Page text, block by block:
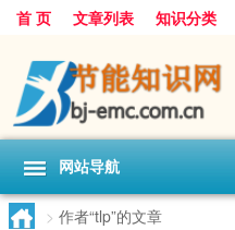
首 页 文章列表 知识分类
网站导航
> 作者“tlp”的文章